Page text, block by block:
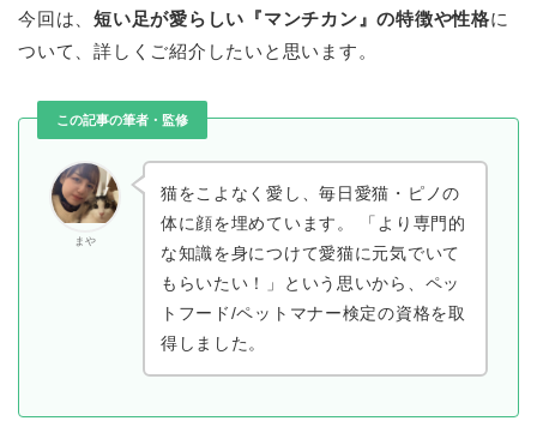
今回は、短い足が愛らしい『マンチカン』の特徴や性格に
ついて、詳しくご紹介したいと思います。
この記事の筆者・監修
まや
猫をこよなく愛し、毎日愛猫・ピノの
体に顔を埋めています。 「より専門的
な知識を身につけて愛猫に元気でいて
もらいたい！」という思いから、ペッ
トフード/ペットマナー検定の資格を取
得しました。